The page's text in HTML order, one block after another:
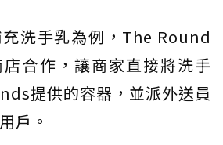
洗手乳為例，The Round
合作，讓商家直接將洗手
提供的容器，並派外送員
戶。